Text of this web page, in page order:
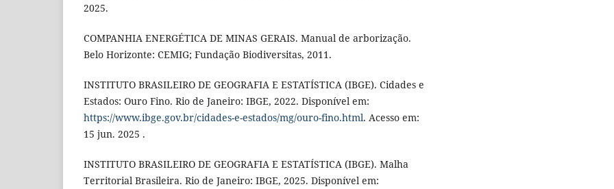
2025.
COMPANHIA ENERGÉTICA DE MINAS GERAIS. Manual de arborização.
Belo Horizonte: CEMIG; Fundação Biodiversitas, 2011.
INSTITUTO BRASILEIRO DE GEOGRAFIA E ESTATÍSTICA (IBGE). Cidades e
Estados: Ouro Fino. Rio de Janeiro: IBGE, 2022. Disponível em:
https://www.ibge.gov.br/cidades-e-estados/mg/ouro-fino.html. Acesso em:
15 jun. 2025 .
INSTITUTO BRASILEIRO DE GEOGRAFIA E ESTATÍSTICA (IBGE). Malha
Territorial Brasileira. Rio de Janeiro: IBGE, 2025. Disponível em: